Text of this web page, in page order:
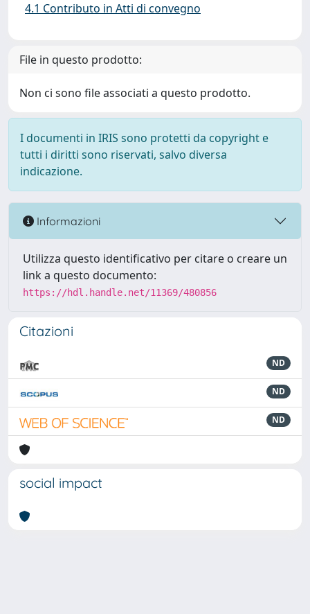
4.1 Contributo in Atti di convegno
File in questo prodotto:
Non ci sono file associati a questo prodotto.
I documenti in IRIS sono protetti da copyright e
tutti i diritti sono riservati, salvo diversa
indicazione.
Informazioni
Utilizza questo identificativo per citare o creare un
link a questo documento:
https://hdl.handle.net/11369/480856
Citazioni
ND
ND
ND
social impact